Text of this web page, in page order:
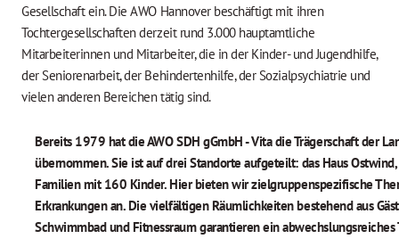
Gesellschaft ein. Die AWO Hannover beschäftigt mit ihren
Tochtergesellschaften derzeit rund 3.000 hauptamtliche
Mitarbeiterinnen und Mitarbeiter, die in der Kinder- und Jugendhilfe,
der Seniorenarbeit, der Behindertenhilfe, der Sozialpsychiatrie und
vielen anderen Bereichen tätig sind.
Bereits 1979 hat die AWO SDH gGmbH - Vita die Trägerschaft der
übernommen. Sie ist auf drei Standorte aufgeteilt: das Haus
Familien mit 160 Kinder. Hier bieten wir zielgruppenspezifische
Erkrankungen an. Die vielfältigen Räumlichkeiten bestehend aus
Schwimmbad und Fitnessraum garantieren ein